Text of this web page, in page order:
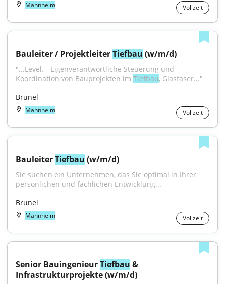
Mannheim Vollzeit
Bauleiter / Projektleiter Tiefbau (w/m/d)
"...Level. - Eigenverantwortliche Steuerung und
Koordination von Bauprojekten im Tiefbau, Glasfaser..."
Brunel
Mannheim Vollzeit
Bauleiter Tiefbau (w/m/d)
Sie suchen ein Unternehmen, das Sie optimal in Ihrer
persönlichen und fachlichen Entwicklung...
Brunel
Mannheim Vollzeit
Senior Bauingenieur Tiefbau &
Infrastrukturprojekte (w/m/d)